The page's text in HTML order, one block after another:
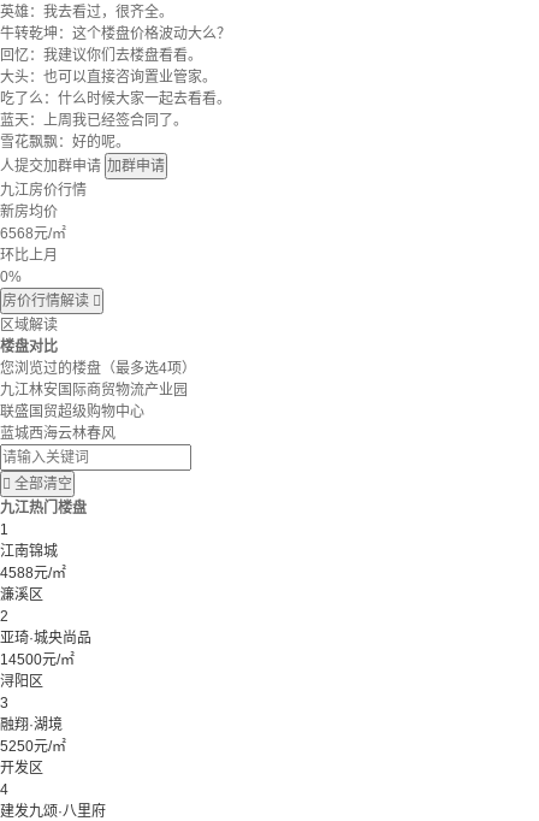
英雄：我去看过，很齐全。
牛转乾坤：这个楼盘价格波动大么？
回忆：我建议你们去楼盘看看。
大头：也可以直接咨询置业管家。
吃了么：什么时候大家一起去看看。
蓝天：上周我已经签合同了。
雪花飘飘：好的呢。
人提交加群申请 加群申请
九江房价行情
新房均价
6568元/㎡
环比上月
0%
房价行情解读 
区域解读
楼盘对比
您浏览过的楼盘 （最多选4项）
九江林安国际商贸物流产业园
联盛国贸超级购物中心
蓝城西海云林春风
 全部清空
九江热门楼盘
1
江南锦城
4588元/㎡
濂溪区
2
亚琦·城央尚品
14500元/㎡
浔阳区
3
融翔·湖境
5250元/㎡
开发区
4
建发九颂·八里府